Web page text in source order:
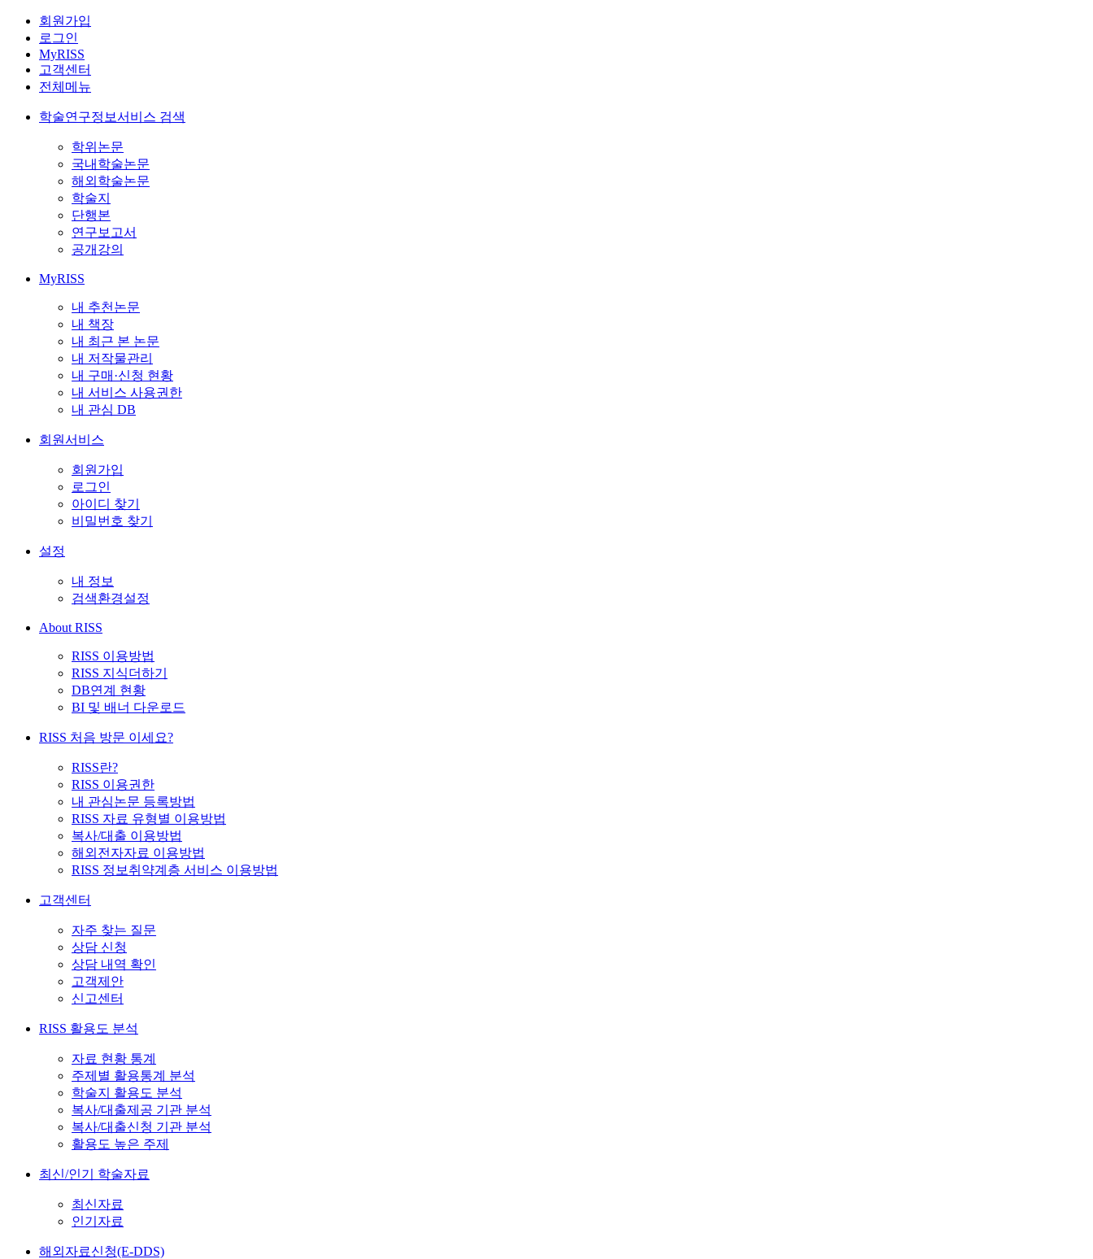
회원가입
로그인
MyRISS
고객센터
전체메뉴
학술연구정보서비스 검색
학위논문
국내학술논문
해외학술논문
학술지
단행본
연구보고서
공개강의
MyRISS
내 추천논문
내 책장
내 최근 본 논문
내 저작물관리
내 구매·신청 현황
내 서비스 사용권한
내 관심 DB
회원서비스
회원가입
로그인
아이디 찾기
비밀번호 찾기
설정
내 정보
검색환경설정
About RISS
RISS 이용방법
RISS 지식더하기
DB연계 현황
BI 및 배너 다운로드
RISS 처음 방문 이세요?
RISS란?
RISS 이용권한
내 관심논문 등록방법
RISS 자료 유형별 이용방법
복사/대출 이용방법
해외전자자료 이용방법
RISS 정보취약계층 서비스 이용방법
고객센터
자주 찾는 질문
상담 신청
상담 내역 확인
고객제안
신고센터
RISS 활용도 분석
자료 현황 통계
주제별 활용통계 분석
학술지 활용도 분석
복사/대출제공 기관 분석
복사/대출신청 기관 분석
활용도 높은 주제
최신/인기 학술자료
최신자료
인기자료
해외자료신청(E-DDS)